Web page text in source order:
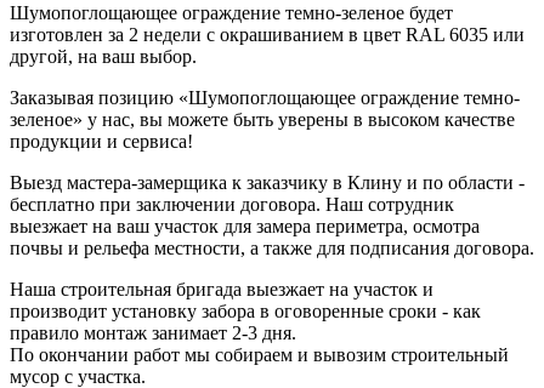
Шумопоглощающее ограждение темно-зеленое будет
изготовлен за 2 недели с окрашиванием в цвет RAL 6035 или
другой, на ваш выбор.
Заказывая позицию «Шумопоглощающее ограждение темно-
зеленое» у нас, вы можете быть уверены в высоком качестве
продукции и сервиса!
Выезд мастера-замерщика к заказчику в Клину и по области -
бесплатно при заключении договора. Наш сотрудник
выезжает на ваш участок для замера периметра, осмотра
почвы и рельефа местности, а также для подписания договора.
Наша строительная бригада выезжает на участок и
производит установку забора в оговоренные сроки - как
правило монтаж занимает 2-3 дня.
По окончании работ мы собираем и вывозим строительный
мусор с участка.